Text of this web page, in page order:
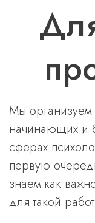
Мы организуем
начинающих и
сферах
первую
знаем как
для такой